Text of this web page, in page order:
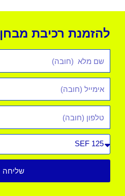
להזמנת רכיבת מבחן
מלא
רכב
שליחה